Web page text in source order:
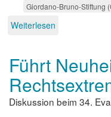
Giordano-Bruno-Stiftung
Weiterlesen
Führt
Diskussion beim 34.